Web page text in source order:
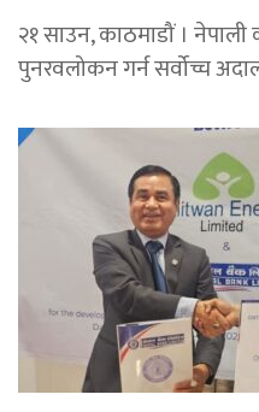
२१ साउन, काठमाडौं । नेपाली
पुनरवलोकन गर्न सर्वोच्च